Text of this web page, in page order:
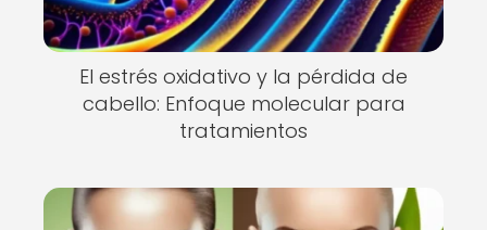
El estrés oxidativo y la pérdida de
cabello: Enfoque molecular para
tratamientos